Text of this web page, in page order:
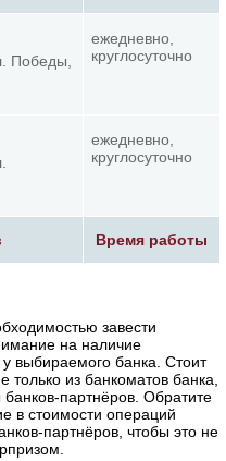
Время работы
Победы,
ежедневно,
круглосуточно
ежедневно,
круглосуточно
завести
на наличие
выбираемого банка. Стоит
только из банкоматов банка,
партнёров. Обратите
в стоимости операций
партнёров, чтобы это не